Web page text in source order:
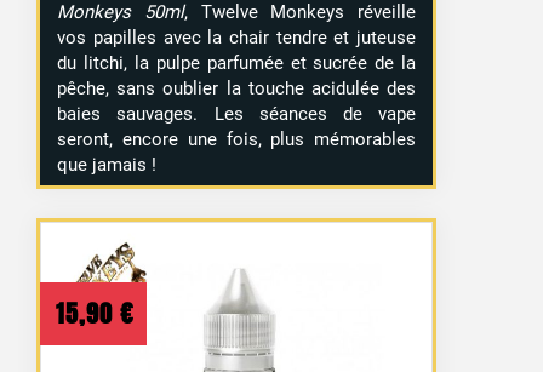
Monkeys 50ml, Twelve Monkeys réveille
vos papilles avec la chair tendre et juteuse
du litchi, la pulpe parfumée et sucrée de la
pêche, sans oublier la touche acidulée des
baies sauvages. Les séances de vape
seront, encore une fois, plus mémorables
que jamais !
15,90 €